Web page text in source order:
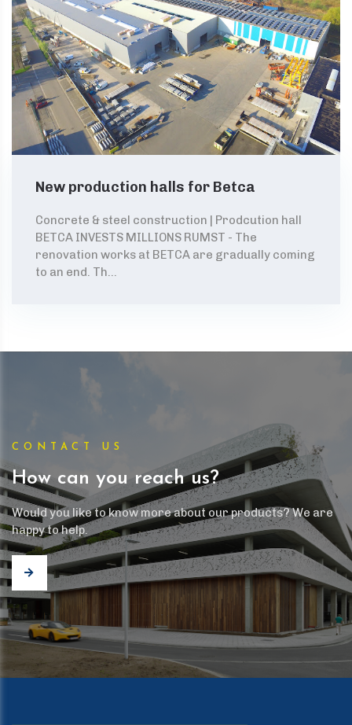
New production halls for Betca
Concrete & steel construction | Prodcution hall
BETCA INVESTS MILLIONS RUMST - The
renovation works at BETCA are gradually coming
to an end. Th...
CONTACT US
How can you reach us?
Would you like to know more about our products? We are
happy to help.